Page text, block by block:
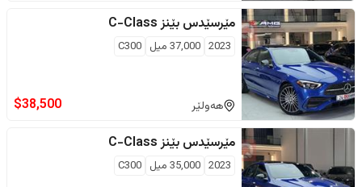
مێرسێدس بێنز C-Class
2023
37,000 ميل C300
هەولێر $38,500
مێرسێدس بێنز C-Class
2023
35,000 ميل C300